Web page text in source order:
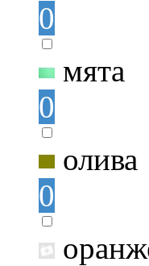
0
мята
0
олива
0